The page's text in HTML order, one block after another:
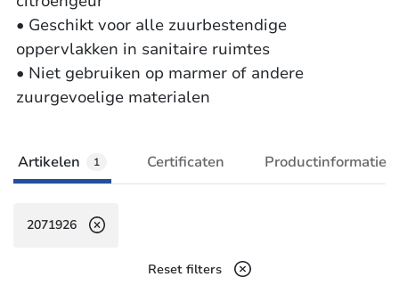
• Geschikt voor alle zuurbestendige
oppervlakken in sanitaire ruimtes
• Niet gebruiken op marmer of andere
zuurgevoelige materialen
Artikelen 1 Certificaten Productinformatie
2071926
Reset filters